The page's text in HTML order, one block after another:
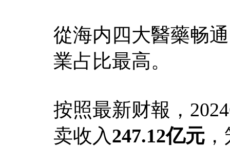
從海内四大醫藥畅
業占比最高。
按照最新财報，
卖收入247.12亿元